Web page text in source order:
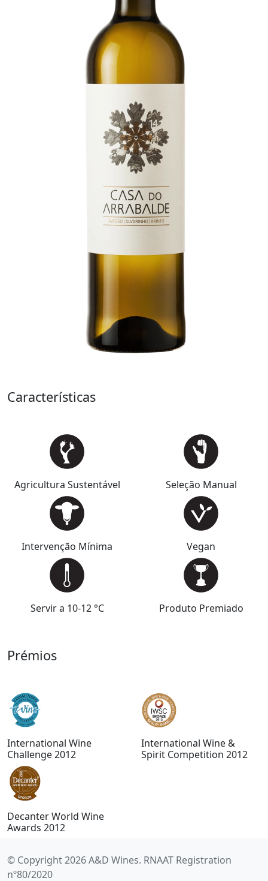
Características
Agricultura Sustentável Seleção Manual
Intervenção Mínima Vegan
Servir a 10-12 °C Produto Premiado
Prémios
International Wine
Challenge 2012
International Wine &
Spirit Competition 2012
Decanter World Wine
Awards 2012
© Copyright 2026 A&D Wines. RNAAT Registration
nº80/2020